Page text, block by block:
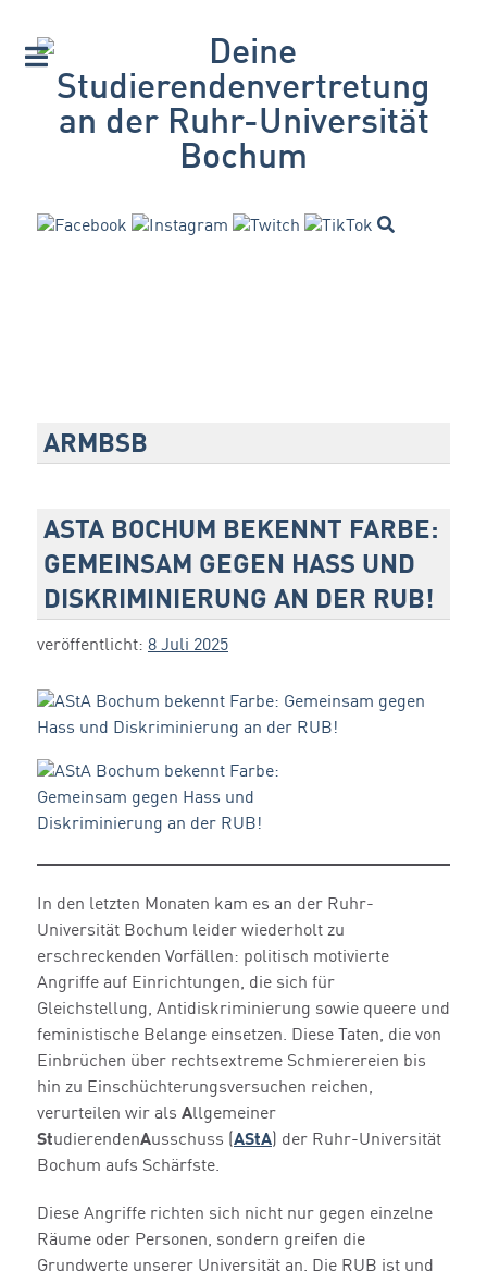
ARMBSB
ASTA BOCHUM BEKENNT FARBE:
GEMEINSAM GEGEN HASS UND
DISKRIMINIERUNG AN DER RUB!
veröffentlicht: 8 Juli 2025
In den letzten Monaten kam es an der Ruhr-
Universität Bochum leider wiederholt zu
erschreckenden Vorfällen: politisch motivierte
Angriffe auf Einrichtungen, die sich für
Gleichstellung, Antidiskriminierung sowie queere und
feministische Belange einsetzen. Diese Taten, die von
Einbrüchen über rechtsextreme Schmierereien bis
hin zu Einschüchterungsversuchen reichen,
verurteilen wir als Allgemeiner
StudierendenAusschuss ( AStA ) der Ruhr-Universität
Bochum aufs Schärfste.
Diese Angriffe richten sich nicht nur gegen einzelne
Räume oder Personen, sondern greifen die
Grundwerte unserer Universität an. Die RUB ist und